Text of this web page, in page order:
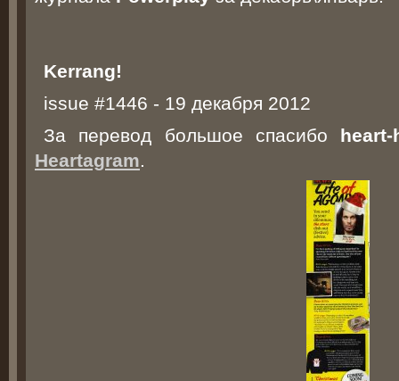
Kerrang!
issue #1446 - 19 декабря 2012
За перевод большое спасибо heart-
Heartagram.